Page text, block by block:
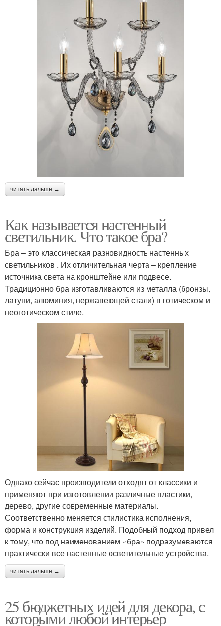
читать дальше →
Как называется настенный
светильник. Что такое бра?
Бра – это классическая разновидность настенных
светильников . Их отличительная черта – крепление
источника света на кронштейне или подвесе.
Традиционно бра изготавливаются из металла (бронзы,
латуни, алюминия, нержавеющей стали) в готическом и
неоготическом стиле.
Однако сейчас производители отходят от классики и
применяют при изготовлении различные пластики,
дерево, другие современные материалы.
Соответственно меняется стилистика исполнения,
форма и конструкция изделий. Подобный подход привел
к тому, что под наименованием «бра» подразумеваются
практически все настенные осветительные устройства.
читать дальше →
25 бюджетных идей для декора, с
которыми любой интерьер